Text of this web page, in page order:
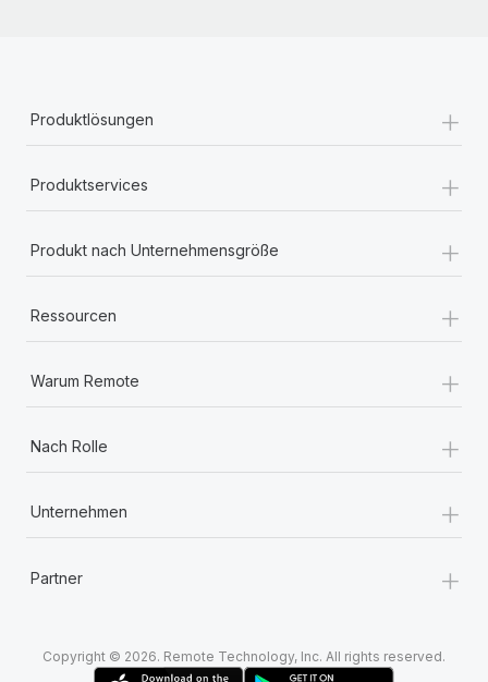
Produktlösungen +
Produktservices +
Produkt nach Unternehmensgröße +
Ressourcen +
Warum Remote +
Nach Rolle +
Unternehmen +
Partner +
Copyright © 2026. Remote Technology, Inc. All rights reserved.